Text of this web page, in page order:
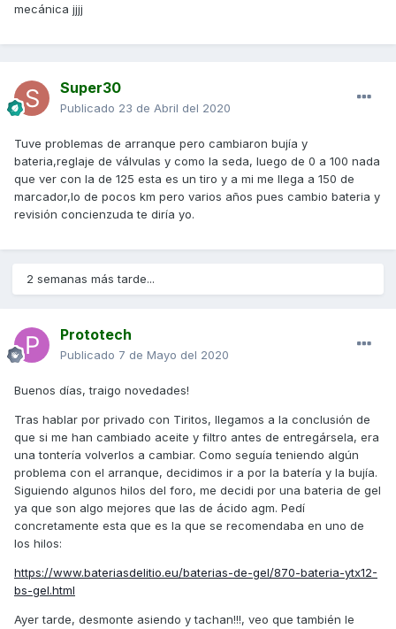
mecánica jjjj
Super30
Publicado 23 de Abril del 2020
Tuve problemas de arranque pero cambiaron bujía y
bateria,reglaje de válvulas y como la seda, luego de 0 a 100 nada
que ver con la de 125 esta es un tiro y a mi me llega a 150 de
marcador,lo de pocos km pero varios años pues cambio bateria y
revisión concienzuda te diría yo.
2 semanas más tarde...
Prototech
Publicado 7 de Mayo del 2020
Buenos días, traigo novedades!
Tras hablar por privado con Tiritos, llegamos a la conclusión de
que si me han cambiado aceite y filtro antes de entregársela, era
una tontería volverlos a cambiar. Como seguía teniendo algún
problema con el arranque, decidimos ir a por la batería y la bujía.
Siguiendo algunos hilos del foro, me decidi por una bateria de gel
ya que son algo mejores que las de ácido agm. Pedí
concretamente esta que es la que se recomendaba en uno de
los hilos:
https://www.bateriasdelitio.eu/baterias-de-gel/870-bateria-ytx12-
bs-gel.html
Ayer tarde, desmonte asiendo y tachan!!!, veo que también le